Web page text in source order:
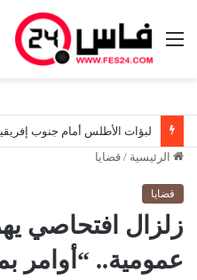
القائمة
الرئيسية / قضايا
قضايا
زلزال افتحاصي
عمومية.. “أوامر